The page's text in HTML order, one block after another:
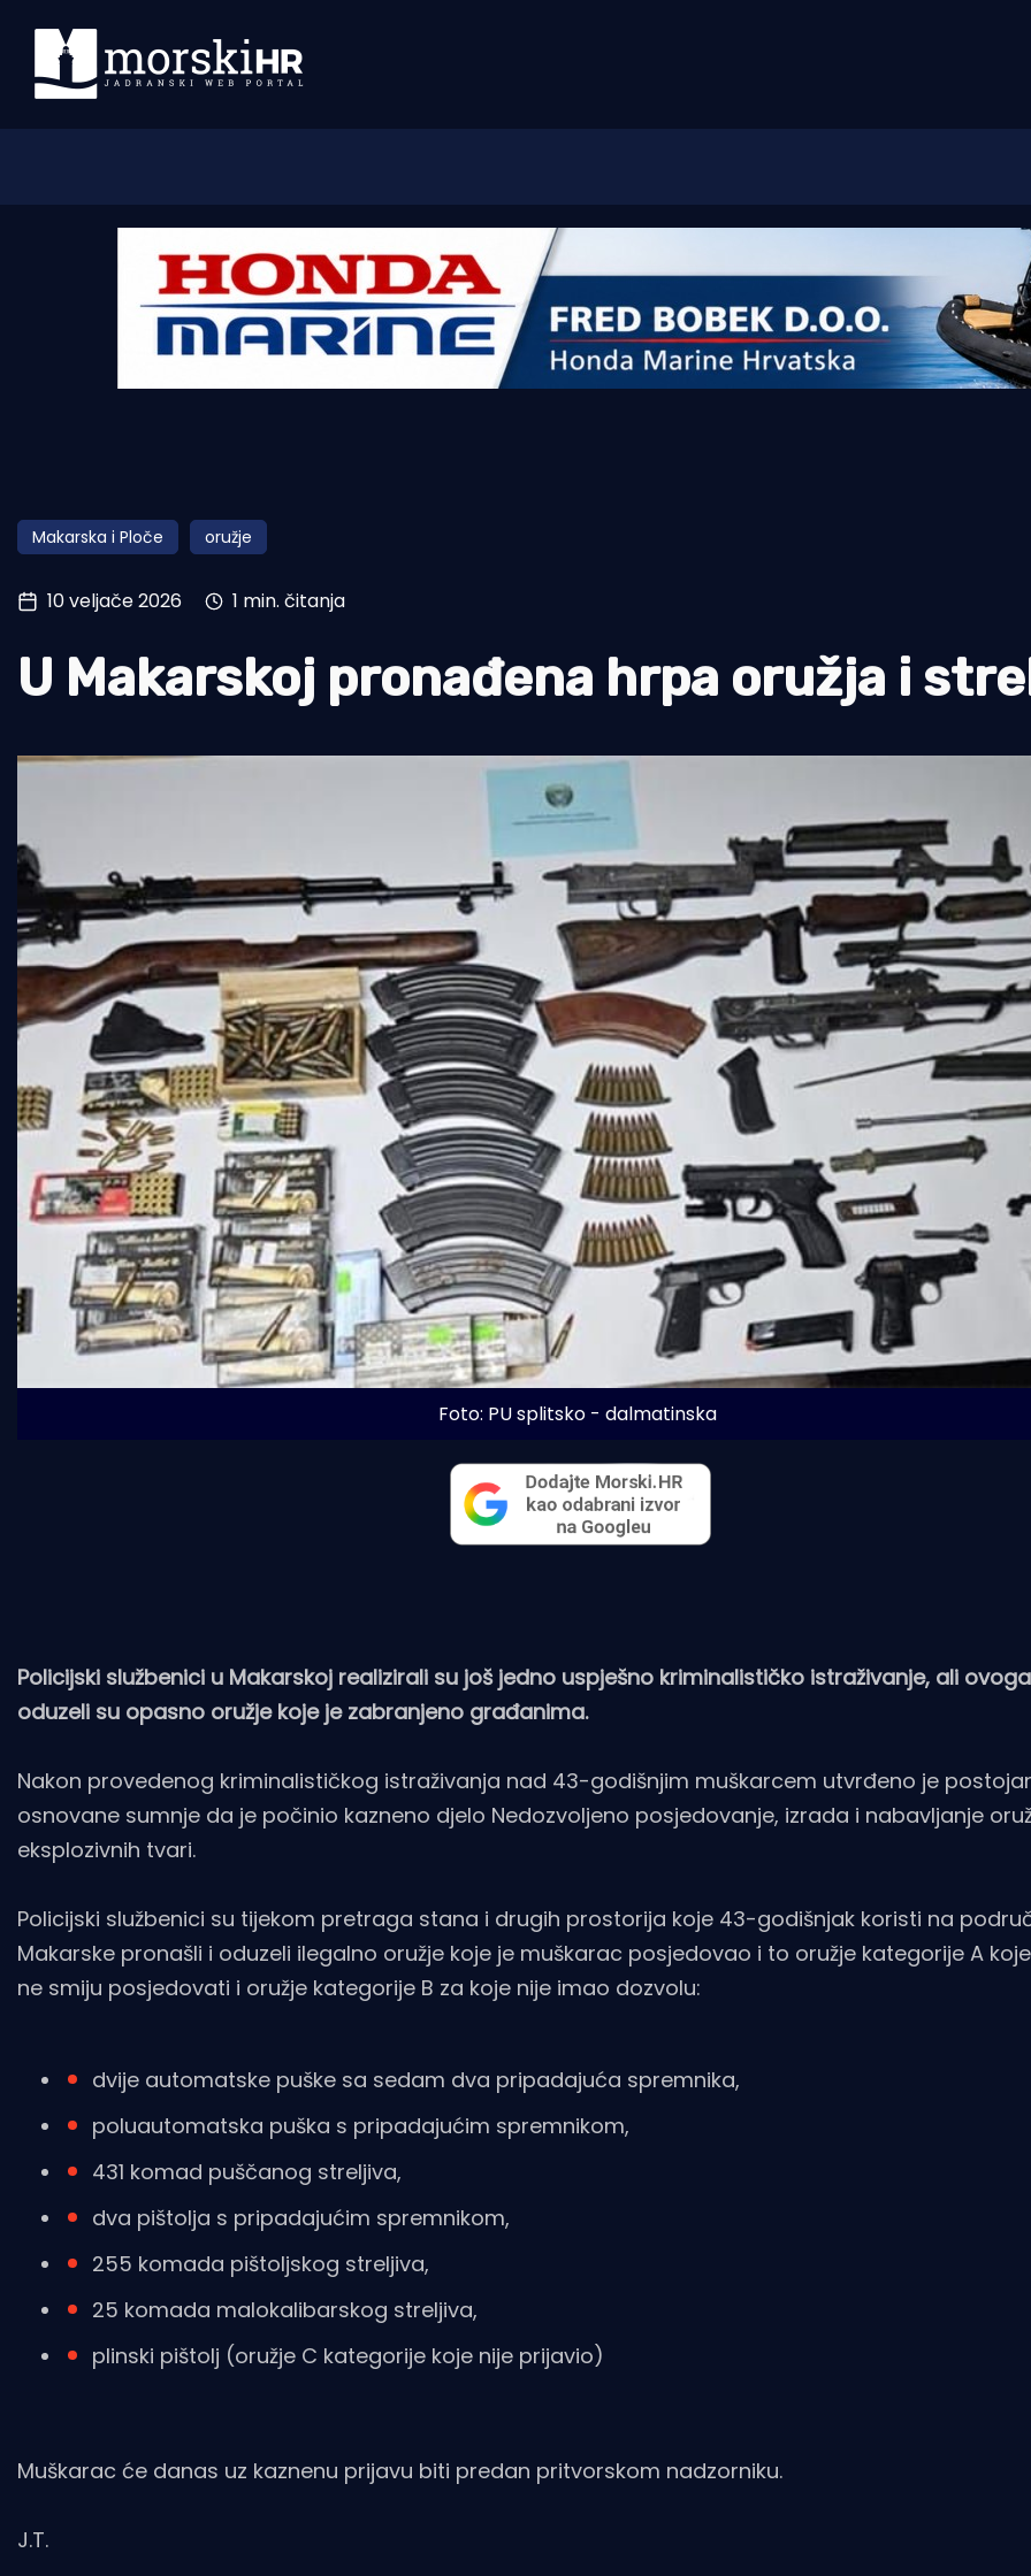
Morski plus
Pomorstvo
Ribolov
Tradicija i kultura
Makarska i Ploče oružje
10 veljače 2026 1 min. čitanja
U Makarskoj pronađena hrpa oružja i
Foto: PU splitsko - dalmatinska
Policijski službenici u Makarskoj realizirali su još jedno uspješno kriminalističko istraživanje, ali
oduzeli su opasno oružje koje je zabranjeno građanima.
Nakon provedenog kriminalističkog istraživanja nad 43-godišnjim muškarcem utvrđeno je
osnovane sumnje da je počinio kazneno djelo Nedozvoljeno posjedovanje, izrada i nabavljanje
eksplozivnih tvari.
Policijski službenici su tijekom pretraga stana i drugih prostorija koje 43-godišnjak koristi na
Makarske pronašli i oduzeli ilegalno oružje koje je muškarac posjedovao i to oružje kategorije A
ne smiju posjedovati i oružje kategorije B za koje nije imao dozvolu:
dvije automatske puške sa sedam dva pripadajuća spremnika,
poluautomatska puška s pripadajućim spremnikom,
431 komad puščanog streljiva,
dva pištolja s pripadajućim spremnikom,
255 komada pištoljskog streljiva,
25 komada malokalibarskog streljiva,
plinski pištolj (oružje C kategorije koje nije prijavio)
Muškarac će danas uz kaznenu prijavu biti predan pritvorskom nadzorniku.
J.T.